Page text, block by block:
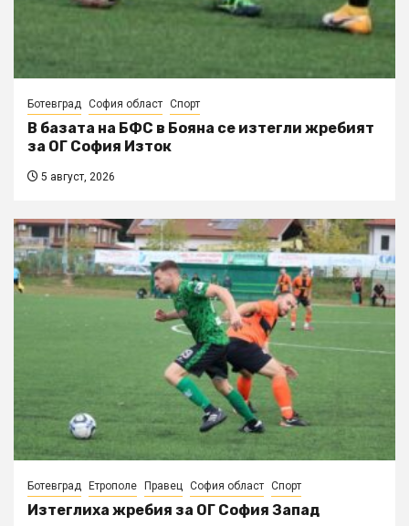
Ботевград София област Спорт
В базата на БФС в Бояна се изтегли жребият
за ОГ София Изток
5 август, 2026
Ботевград Етрополе Правец София област Спорт
Изтеглиха жребия за ОГ София Запад